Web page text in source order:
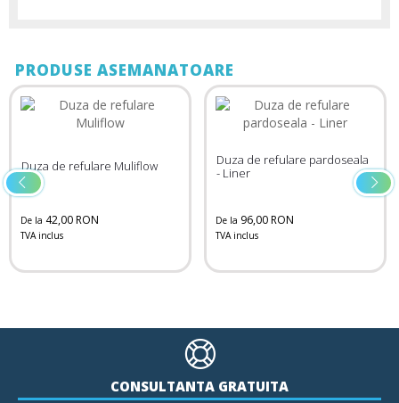
PRODUSE ASEMANATOARE
Duza de refulare Muliflow
De la 42,00 RON
TVA inclus
Duza de refulare pardoseala
- Liner
De la 96,00 RON
TVA inclus
CONSULTANTA GRATUITA